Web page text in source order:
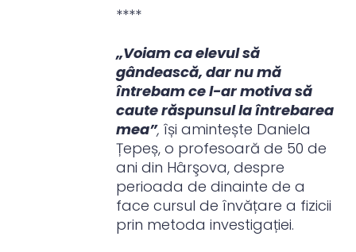
****
„Voiam ca elevul să
gândească, dar nu mă
întrebam ce l-ar motiva să
caute răspunsul la întrebarea
mea”, își amintește Daniela
Țepeș, o profesoară de 50 de
ani din Hârşova, despre
perioada de dinainte de a
face cursul de învățare a fizicii
prin metoda investigației.